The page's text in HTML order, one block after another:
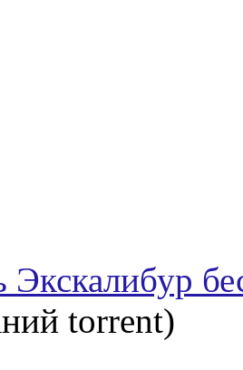
Экскалибур
torrent)